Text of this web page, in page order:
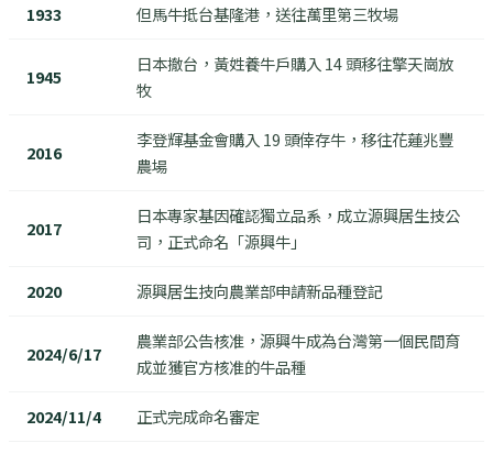
1933 但馬牛抵台基隆港，送往萬里第三牧場
1945
日本撤台，黃姓養牛戶購入 14 頭移往擎天崗放
牧
2016
李登輝基金會購入 19 頭倖存牛，移往花蓮兆豐
農場
2017
日本專家基因確認獨立品系，成立源興居生技公
司，正式命名「源興牛」
2020 源興居生技向農業部申請新品種登記
2024/6/17
農業部公告核准，源興牛成為台灣第一個民間育
成並獲官方核准的牛品種
2024/11/4 正式完成命名審定